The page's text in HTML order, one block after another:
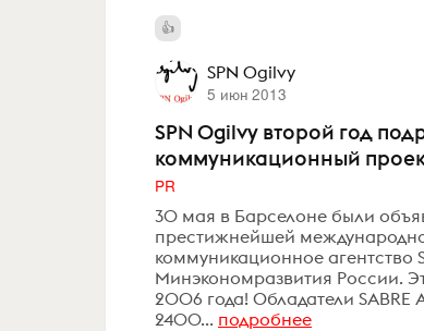
SPN Ogilvy
5 июн 2013
SPN Ogilvy второй год
коммуникационный
PR
30 мая в Барселоне были
престижнейшей
коммуникационное агентство
Минэкономразвития России.
2006 года! Обладатели
2400... подробнее